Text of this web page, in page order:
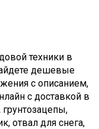
техники в
дешевые
с описанием,
с доставкой в
отвал для снега,